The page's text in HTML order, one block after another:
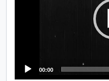
00:00